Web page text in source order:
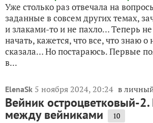
Уже столько раз отвечала на
заданные в совсем других темах,
и злаками-то и не пахло… Теперь
начать, кажется, что все, что знаю
сказала… Но постараюсь. Первые
в...
ElenaSk 5 ноября 2024, 20:24 в
Вейник остроцветковый-2.
между вейниками 10